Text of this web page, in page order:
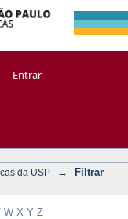
Entrar
da USP →
Filtrar
W X Y Z